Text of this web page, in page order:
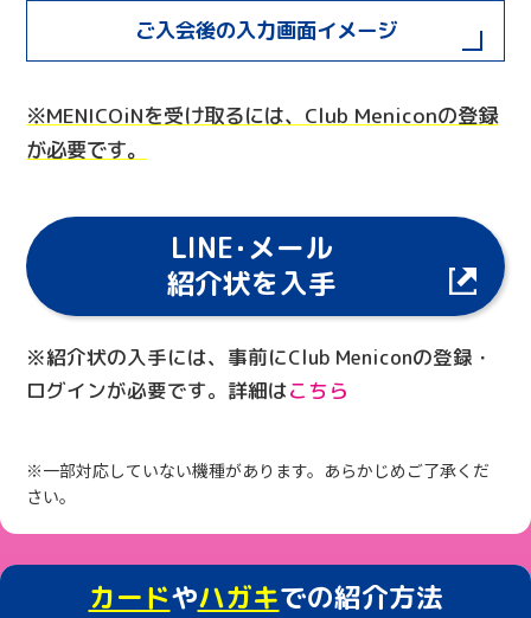
ご入会後の入力画面イメージ
※MENICOiNを受け取るには、Club Meniconの登録
が必要です。
LINE･メール
紹介状を入手
※紹介状の入手には、事前にClub Meniconの登録・
ログインが必要です。詳細はこちら
※一部対応していない機種があります。あらかじめご了承くだ
さい。
カードやハガキでの紹介方法